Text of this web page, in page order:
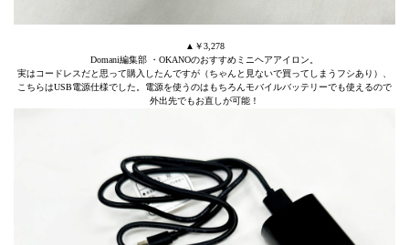
▲￥3,278
Domani編集部 ・OKANOのおすすめミニヘアアイロン。
実はコードレスだと思って購入したんですが（ちゃんと見ないで買ってしまうフシあり）、
こちらはUSB電源仕様でした。電源を使うのはもちろんモバイルバッテリーでも使えるので
外出先でもお直しが可能！